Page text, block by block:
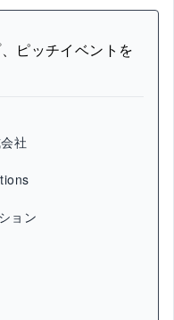
ピッチイベントを
社
ョン